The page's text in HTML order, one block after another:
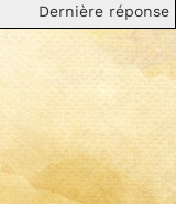
Dernière réponse